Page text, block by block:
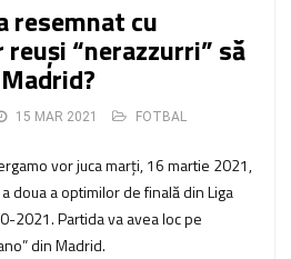
resemnat cu
“nerazzurri” să
15 MAR 2021 FOTBAL
vor juca marți, 16 martie 2021,
doua a optimilor de finală din Liga
2021. Partida va avea loc pe
din Madrid.